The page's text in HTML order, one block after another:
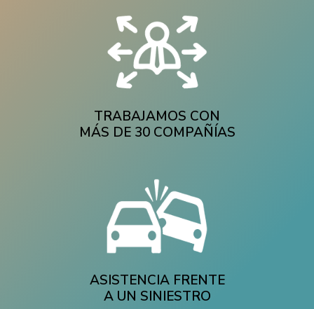
TRABAJAMOS CON
MÁS DE 30 COMPAÑÍAS
ASISTENCIA FRENTE
A UN SINIESTRO